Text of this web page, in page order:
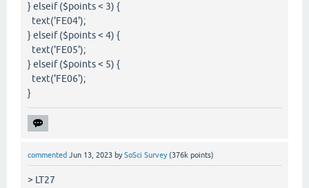
} elseif ($points < 3) {
text('FE04');
} elseif ($points < 4) {
text('FE05');
} elseif ($points < 5) {
text('FE06');
}
commented Jun 13, 2023 bySoSci Survey (376k points)
> LT27